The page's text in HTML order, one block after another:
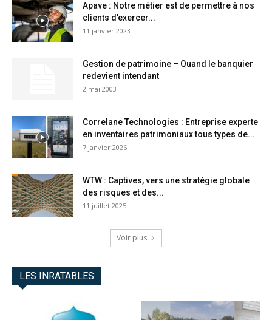
Apave : Notre métier est de permettre à nos
clients d’exercer...
11 janvier 2023
Gestion de patrimoine – Quand le banquier
redevient intendant
2 mai 2003
Correlane Technologies : Entreprise experte
en inventaires patrimoniaux tous types de...
7 janvier 2026
WTW : Captives, vers une stratégie globale
des risques et des...
11 juillet 2025
Voir plus
LES INRATABLES